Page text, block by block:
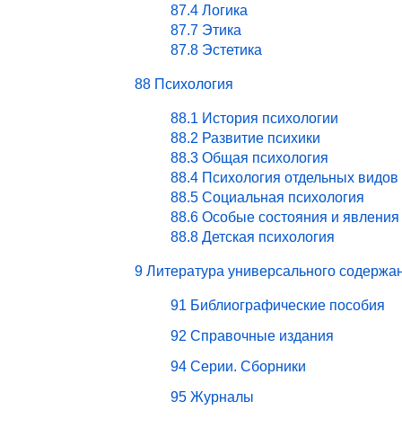
87.4 Логика
87.7 Этика
87.8 Эстетика
88 Психология
88.1 История психологии
88.2 Развитие психики
88.3 Общая психология
88.4 Психология отдельных
88.5 Социальная психология
88.6 Особые состояния и явления
88.8 Детская психология
9 Литература универсального
91 Библиографические пособия
92 Справочные издания
94 Серии. Сборники
95 Журналы